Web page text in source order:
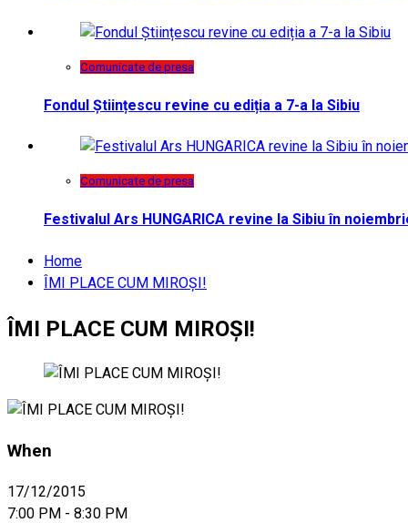
Comunicate de presa
Fondul Științescu revine cu ediția a 7-a la Sibiu
Comunicate de presa
Festivalul Ars HUNGARICA revine la Sibiu în
Home
ÎMI PLACE CUM MIROŞI!
ÎMI PLACE CUM MIROŞI!
When
17/12/2015
7:00 PM - 8:30 PM